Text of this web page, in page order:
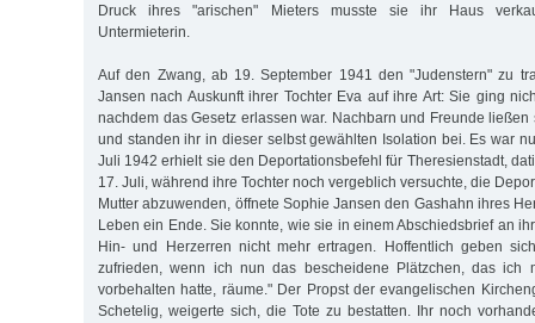
Druck ihres "arischen" Mieters musste sie ihr Haus
Untermieterin.
Auf den Zwang, ab 19. September 1941 den "Judenstern" zu
Jansen nach Auskunft ihrer Tochter Eva auf ihre Art: Sie ging
nachdem das Gesetz erlassen war. Nachbarn und Freunde
und standen ihr in dieser selbst gewählten Isolation bei. Es war
Juli 1942 erhielt sie den Deportationsbefehl für Theresienstadt,
17. Juli, während ihre Tochter noch vergeblich versuchte, die
Mutter abzuwenden, öffnete Sophie Jansen den Gashahn ihres
Leben ein Ende. Sie konnte, wie sie in einem Abschiedsbrief an
Hin- und Herzerren nicht mehr ertragen. Hoffentlich geben
zufrieden, wenn ich nun das bescheidene Plätzchen, das ich
vorbehalten hatte, räume." Der Propst der evangelischen
Schetelig, weigerte sich, die Tote zu bestatten. Ihr noch